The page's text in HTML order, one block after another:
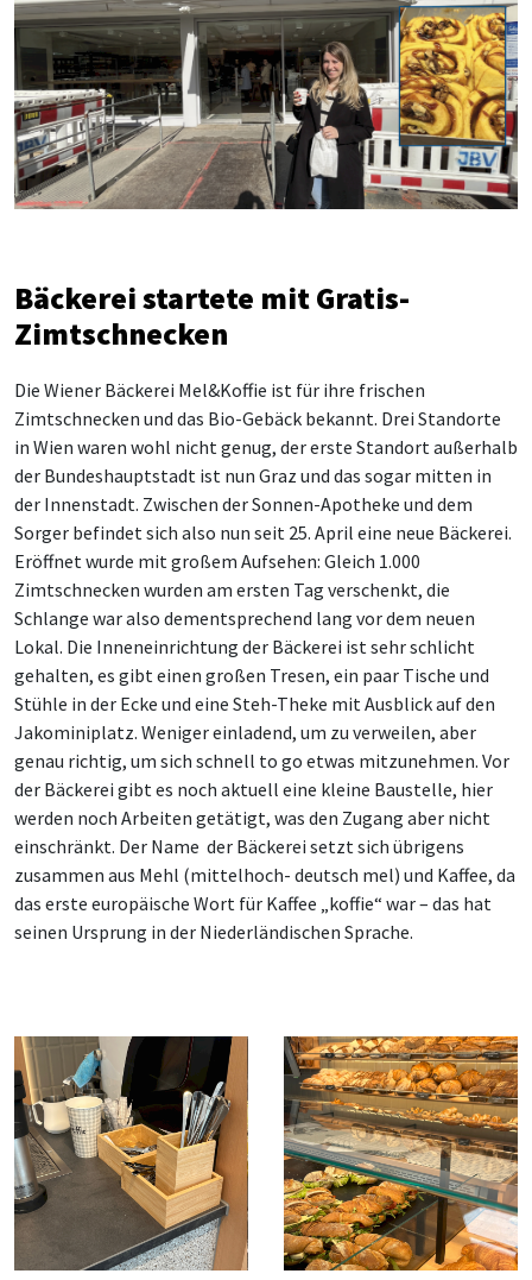
Bäckerei startete mit Gratis-
Zimtschnecken
Die Wiener Bäckerei Mel&Koffie ist für ihre frischen
Zimtschnecken und das Bio-Gebäck bekannt. Drei Standorte
in Wien waren wohl nicht genug, der erste Standort außerhalb
der Bundeshauptstadt ist nun Graz und das sogar mitten in
der Innenstadt. Zwischen der Sonnen-Apotheke und dem
Sorger befindet sich also nun seit 25. April eine neue Bäckerei.
Eröffnet wurde mit großem Aufsehen: Gleich 1.000
Zimtschnecken wurden am ersten Tag verschenkt, die
Schlange war also dementsprechend lang vor dem neuen
Lokal. Die Inneneinrichtung der Bäckerei ist sehr schlicht
gehalten, es gibt einen großen Tresen, ein paar Tische und
Stühle in der Ecke und eine Steh-Theke mit Ausblick auf den
Jakominiplatz. Weniger einladend, um zu verweilen, aber
genau richtig, um sich schnell to go etwas mitzunehmen. Vor
der Bäckerei gibt es noch aktuell eine kleine Baustelle, hier
werden noch Arbeiten getätigt, was den Zugang aber nicht
einschränkt. Der Name der Bäckerei setzt sich übrigens
zusammen aus Mehl (mittelhoch- deutsch mel) und Kaffee, da
das erste europäische Wort für Kaffee „koffie“ war– das hat
seinen Ursprung in der Niederländischen Sprache.